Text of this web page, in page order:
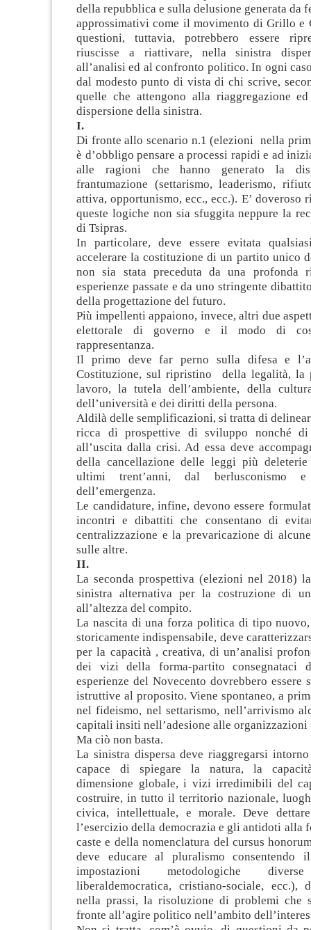
della repubblica e sulla delusione generata da
approssimativi come il movimento di Grillo e
questioni, tuttavia, potrebbero essere
riuscisse a riattivare, nella sinistra
all’analisi ed al confronto politico. In ogni
dal modesto punto di vista di chi scrive,
quelle che attengono alla riaggregazione
dispersione della sinistra.
I.
Di fronte allo scenario n.1 (elezioni nella
è d’obbligo pensare a processi rapidi e ad
alle ragioni che hanno generato la
frantumazione (settarismo, leaderismo,
attiva, opportunismo, ecc., ecc.). E’ doveroso
queste logiche non sia sfuggita neppure la
di Tsipras.
In particolare, deve essere evitata
accelerare la costituzione di un partito unico
non sia stata preceduta da una profonda
esperienze passate e da uno stringente
della progettazione del futuro.
Più impellenti appaiono, invece, altri due
elettorale di governo e il modo di
rappresentanza.
Il primo deve far perno sulla difesa e
Costituzione, sul ripristino della legalità, la
lavoro, la tutela dell’ambiente, della
dell’università e dei diritti della persona.
Aldilà delle semplificazioni, si tratta di
ricca di prospettive di sviluppo nonché
all’uscita dalla crisi. Ad essa deve
della cancellazione delle leggi più
ultimi trent’anni, dal berlusconismo
dell’emergenza.
Le candidature, infine, devono essere
incontri e dibattiti che consentano di
centralizzazione e la prevaricazione di
sulle altre.
II.
La seconda prospettiva (elezioni nel 2018)
sinistra alternativa per la costruzione di
all’altezza del compito.
La nascita di una forza politica di tipo nuovo,
storicamente indispensabile, deve
per la capacità , creativa, di un’analisi
dei vizi della forma-partito consegnataci
esperienze del Novecento dovrebbero essere
istruttive al proposito. Viene spontaneo, a
nel fideismo, nel settarismo, nell’arrivismo
capitali insiti nell’adesione alle
Ma ciò non basta.
La sinistra dispersa deve riaggregarsi
capace di spiegare la natura, la
dimensione globale, i vizi irredimibili del
costruire, in tutto il territorio nazionale,
civica, intellettuale, e morale. Deve
l’esercizio della democrazia e gli antidoti alla
caste e della nomenclatura del cursus
deve educare al pluralismo consentendo
impostazioni metodologiche
liberaldemocratica, cristiano-sociale, ecc.),
nella prassi, la risoluzione di problemi che
fronte all’agire politico nell’ambito